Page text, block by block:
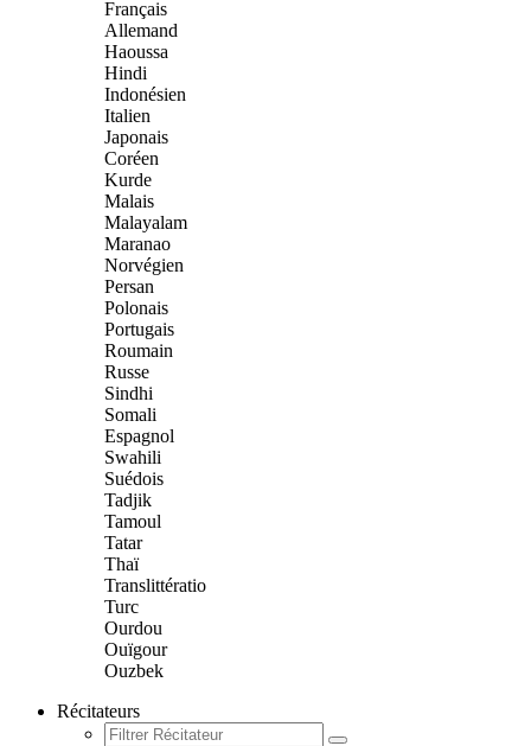
Français
Allemand
Haoussa
Hindi
Indonésien
Italien
Japonais
Coréen
Kurde
Malais
Malayalam
Maranao
Norvégien
Persan
Polonais
Portugais
Roumain
Russe
Sindhi
Somali
Espagnol
Swahili
Suédois
Tadjik
Tamoul
Tatar
Thaï
Translittératio
Turc
Ourdou
Ouïgour
Ouzbek
Récitateurs